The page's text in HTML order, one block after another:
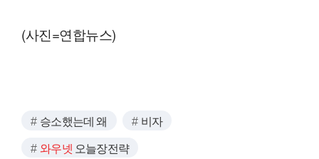
(사진=연합뉴스)
승소했는데 왜 비자
와우넷 오늘장전략